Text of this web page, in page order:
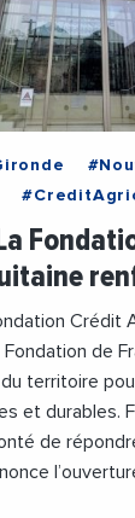
Crédit
Fondation de
territoire
et durables.
de